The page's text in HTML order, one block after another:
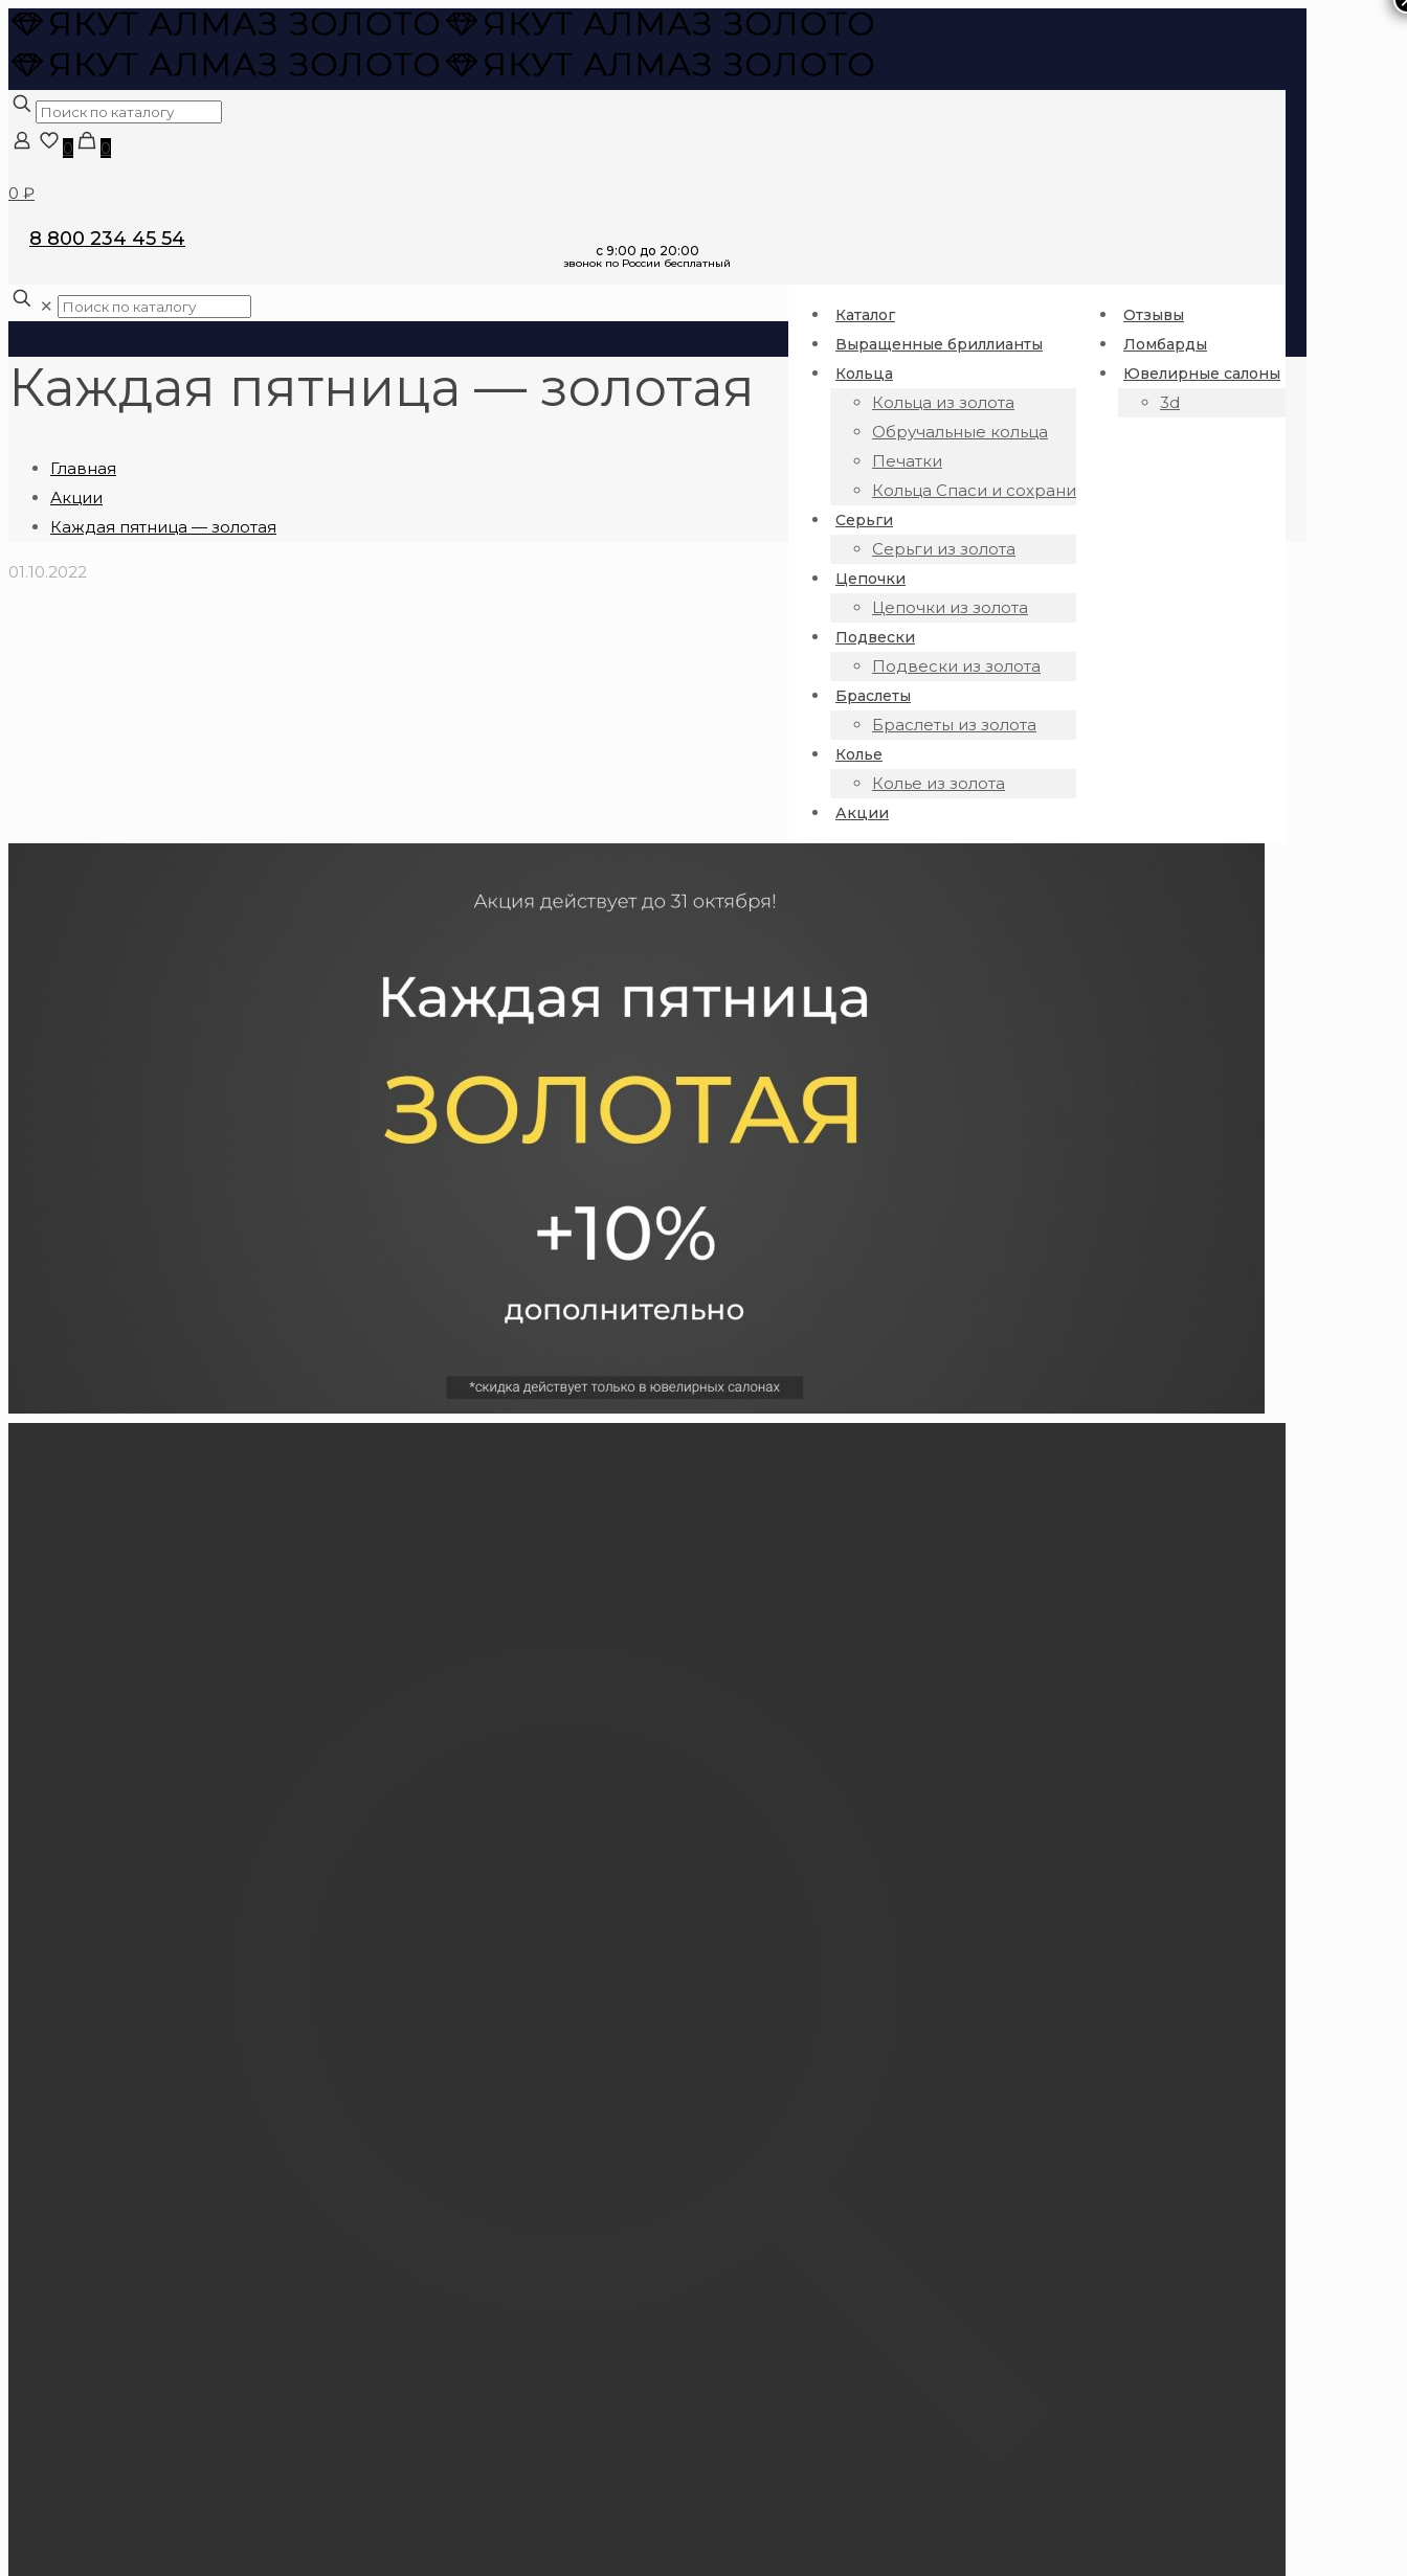
0 0
0 ₽
8 800 234 45 54
Каталог
Выращенные бриллианты
Кольца
Кольца из золота
Обручальные кольца
Печатки
Кольца Спаси и сохрани
Серьги
Серьги из золота
Цепочки
Цепочки из золота
Подвески
Подвески из золота
Браслеты
Браслеты из золота
Колье
Колье из золота
Акции
Отзывы
Ломбарды
Ювелирные салоны
3d
✕
Каждая пятница — золотая
Главная
Акции
Каждая пятница — золотая
01.10.2022